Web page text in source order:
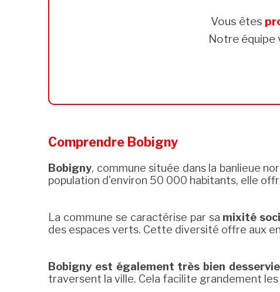
Vous êtes
Notre équipe
Comprendre Bobigny
Bobigny, commune située dans la banlieue
population d'environ 50 000 habitants, elle
La commune se caractérise par sa mixité
des espaces verts. Cette diversité offre aux
Bobigny est également très bien
traversent la ville. Cela facilite grandement